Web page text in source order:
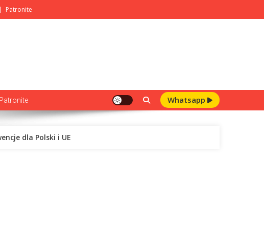
Patronite
Patronite Whatsapp
dla Polski i UE